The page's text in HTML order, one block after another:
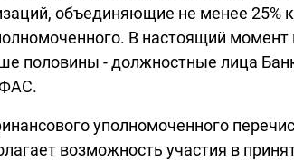
объединяющие не менее
В настоящий
половины - должностные лица
уполномоченного
возможность участия в